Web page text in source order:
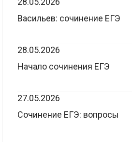
Васильев: сочинение ЕГЭ
28.05.2026
Начало сочинения ЕГЭ
27.05.2026
Сочинение ЕГЭ: вопросы